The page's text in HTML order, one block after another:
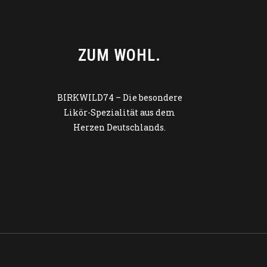
ZUM WOHL.
BIRKWILD74 – Die besondere
Likör-Spezialität aus dem
Herzen Deutschlands.